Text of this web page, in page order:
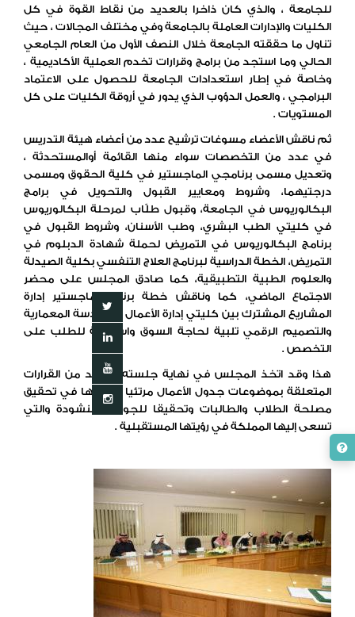
للجامعة ، والذي كان ذاخرا بالعديد من نقاط القوة في كل
الكليات والإدارات العاملة بالجامعة وفي مختلف المجالات ، حيث
تناول ما حققته الجامعة خلال النصف الأول من العام الجامعي
الحالي وما استجد من برامج وقرارات تخدم العملية الأكاديمية ،
وخاصة في إطار استعدادات الجامعة للحصول على الاعتماد
البرامجي ، والعمل الدؤوب الذي يدور في أروقة الكليات على كل
المستويات .
ثم ناقش الأعضاء مسوغات ترشيح عدد من أعضاء هيئة التدريس
في عدد من التخصصات سواء منها القائمة أوالمستحدثة ،
وتعديل مسمى برنامجي الماجستير في كلية الحقوق ومسمى
درجتيهما، وشروط ومعايير القبول والتحويل في برامج
البكالوريوس في الجامعة، وقبول طلّاب لمرحلة البكالوريوس
في كليتي الطب البشري، وطب الأسنان، وشروط القبول في
برنامج البكالوريوس في التمريض لحملة شهادة الدبلوم في
التمريض، الخطة الدراسية لبرنامج العلاج التنفسي بكلية الصيدلة
والعلوم الطبية التطبيقية، كما صادق المجلس على محضر
الاجتماع الماضي، كما وناقش خطة برنامج ماجستير إدارة
المشاريع المشترك بين كليتي إدارة الأعمال والهندسة المعمارية
والتصميم الرقمي تلبية لحاجة السوق واستجابة للطلب على
التخصص .
هذا وقد اتخذ المجلس في نهاية جلسته العديد من القرارات
المتعلقة بموضوعات جدول الأعمال مرتئيا أهميتها في تحقيق
مصلحة الطلاب والطالبات وتحقيقا للجودة المنشودة والتي
تسعى إليها المملكة في رؤيتها المستقبلية .